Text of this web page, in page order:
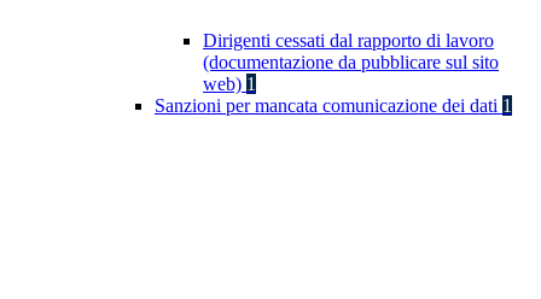
Dirigenti cessati dal rapporto di lavoro
(documentazione da pubblicare sul sito
web) 1
Sanzioni per mancata comunicazione dei dati 1